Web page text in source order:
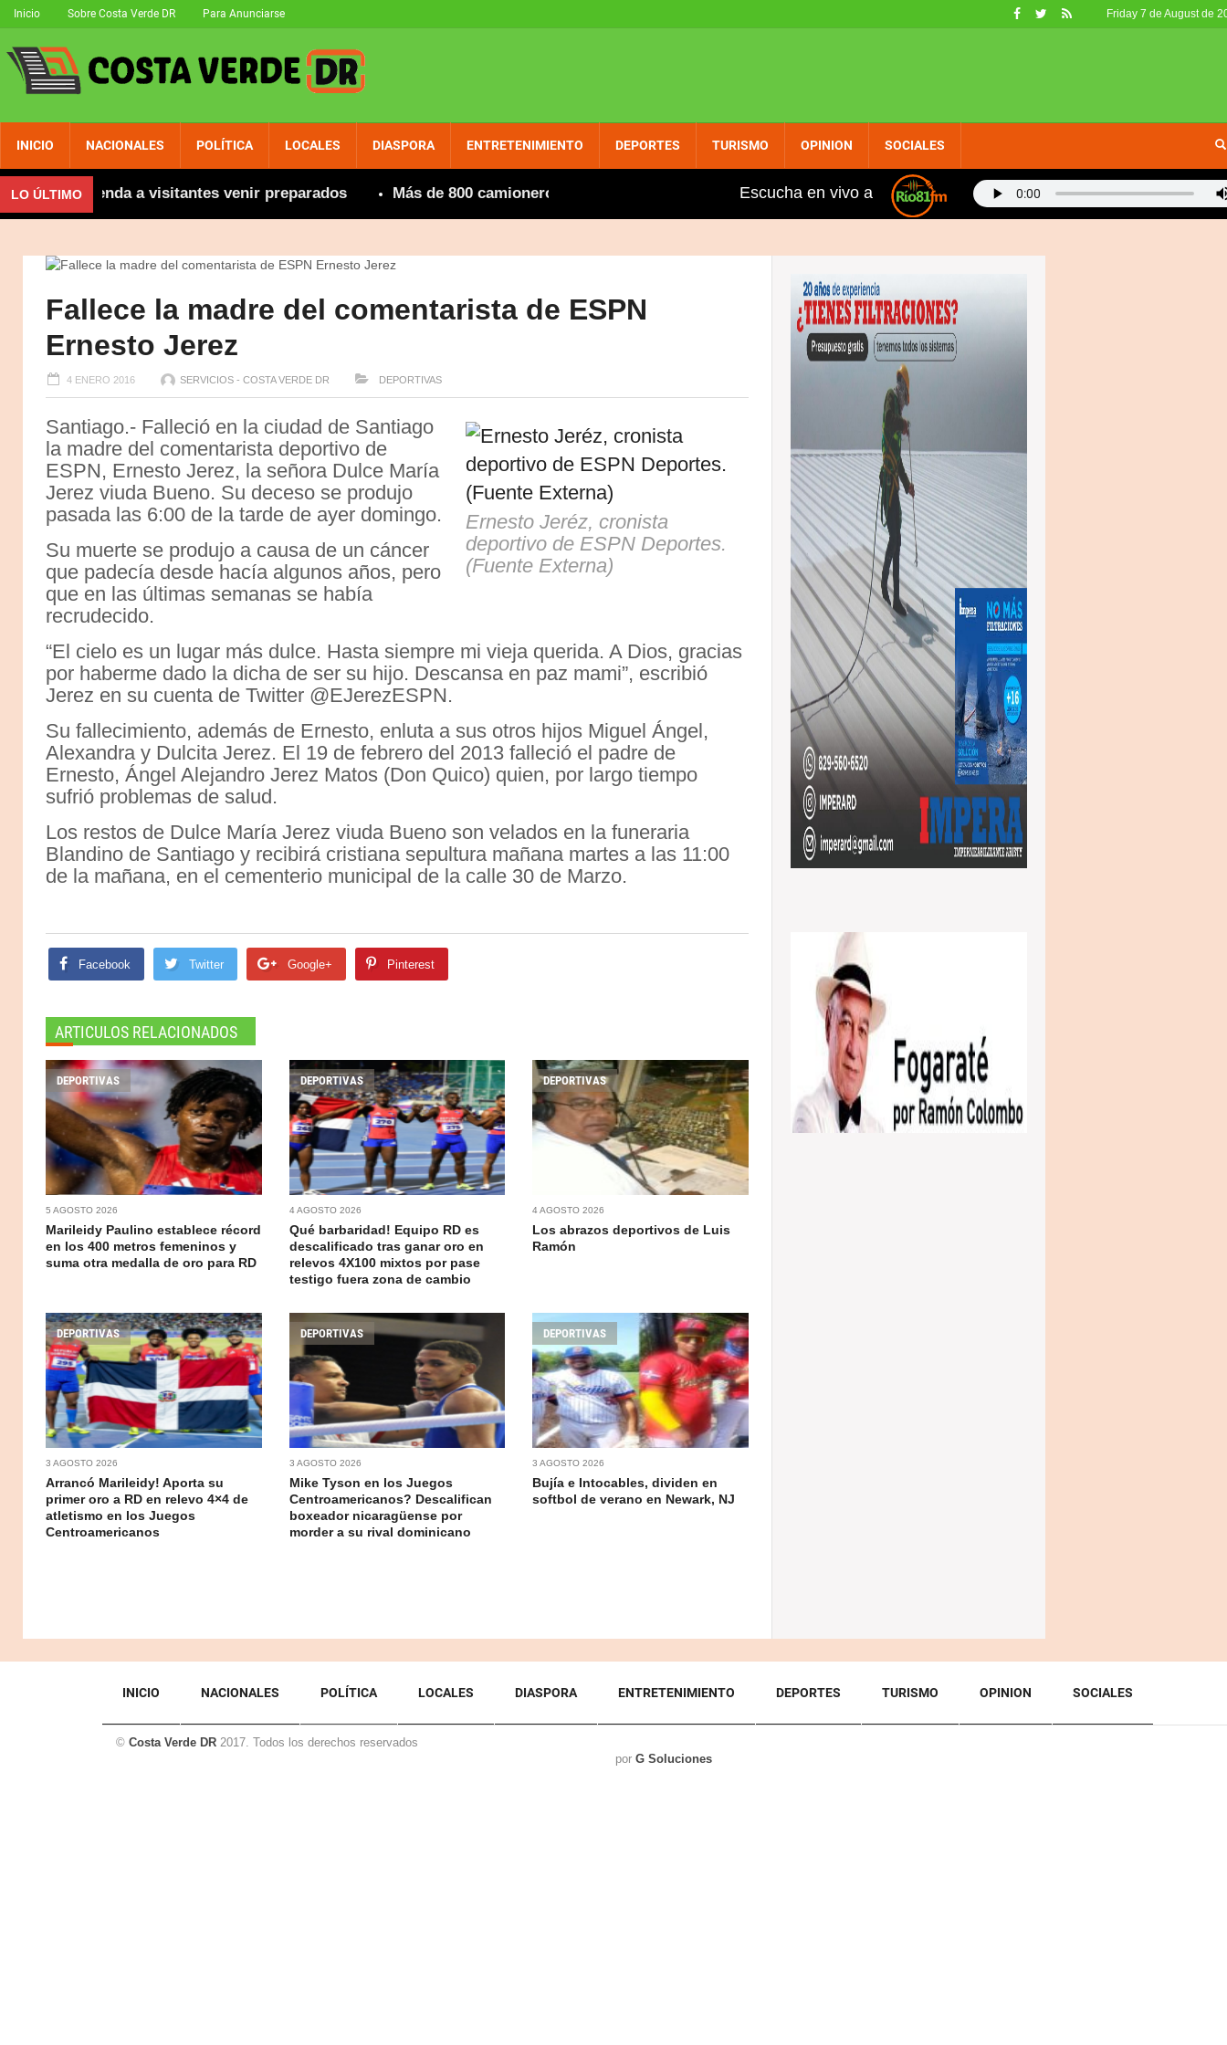
Friday 7 de August de
Inicio Sobre Costa Verde DR Para Anunciarse
INICIO NACIONALES POLÍTICA LOCALES DIASPORA ENTRETENIMIENTO DEPORTES TURISMO OPINION SOCIALES
LO ÚLTIMO
recomienda a visitantes venir preparados Más de 800 camioneros extranjeros, entre ellos varios dominicanos, fueron retirados de circulación en EE. UU. por
Escucha en vivo a
Fallece la madre del comentarista de ESPN
Ernesto Jerez
4 ENERO 2016 SERVICIOS - COSTA VERDE DR DEPORTIVAS
Ernesto Jeréz, cronista
deportivo de ESPN Deportes.
(Fuente Externa)
Santiago.- Falleció en la ciudad de Santiago
la madre del comentarista deportivo de
ESPN, Ernesto Jerez, la señora Dulce María
Jerez viuda Bueno. Su deceso se produjo
pasada las 6:00 de la tarde de ayer domingo.
Su muerte se produjo a causa de un cáncer
que padecía desde hacía algunos años, pero
que en las últimas semanas se había
recrudecido.
“El cielo es un lugar más dulce. Hasta siempre mi vieja querida. A Dios, gracias
por haberme dado la dicha de ser su hijo. Descansa en paz mami”, escribió
Jerez en su cuenta de Twitter @EJerezESPN.
Su fallecimiento, además de Ernesto, enluta a sus otros hijos Miguel Ángel,
Alexandra y Dulcita Jerez. El 19 de febrero del 2013 falleció el padre de
Ernesto, Ángel Alejandro Jerez Matos (Don Quico) quien, por largo tiempo
sufrió problemas de salud.
Los restos de Dulce María Jerez viuda Bueno son velados en la funeraria
Blandino de Santiago y recibirá cristiana sepultura mañana martes a las 11:00
de la mañana, en el cementerio municipal de la calle 30 de Marzo.
Facebook Twitter Google+ Pinterest
ARTICULOS RELACIONADOS
DEPORTIVAS
5 AGOSTO 2026
Marileidy Paulino establece récord
en los 400 metros femeninos y
suma otra medalla de oro para RD
DEPORTIVAS
4 AGOSTO 2026
Qué barbaridad! Equipo RD es
descalificado tras ganar oro en
relevos 4X100 mixtos por pase
testigo fuera zona de cambio
DEPORTIVAS
4 AGOSTO 2026
Los abrazos deportivos de Luis
Ramón
DEPORTIVAS
3 AGOSTO 2026
Arrancó Marileidy! Aporta su
primer oro a RD en relevo 4×4 de
atletismo en los Juegos
Centroamericanos
DEPORTIVAS
3 AGOSTO 2026
Mike Tyson en los Juegos
Centroamericanos? Descalifican
boxeador nicaragüense por
morder a su rival dominicano
DEPORTIVAS
3 AGOSTO 2026
Bujía e Intocables, dividen en
softbol de verano en Newark, NJ
INICIO NACIONALES POLÍTICA LOCALES DIASPORA ENTRETENIMIENTO DEPORTES TURISMO OPINION SOCIALES
© Costa Verde DR 2017. Todos los derechos reservados
por G Soluciones